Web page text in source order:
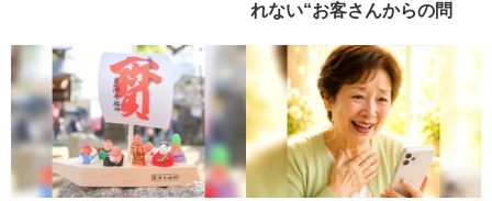
れない“お客さんからの問